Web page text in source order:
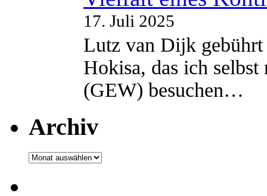
17. Juli 2025
Lutz van Dijk
Hokisa, das ich
(GEW) besuchen…
Archiv
Archiv